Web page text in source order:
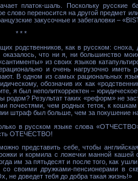
платок-шаль. Поскольку русские
слово переносится на другой предмет
закусочные и забегаловки –
* * *
родственников, как в русском: сноха,
оказалось, что ни я, ни большинство
из своих языков
и очень нагрузочно иметь
В одном из самых рациональных
обозначив их как
я был неполиткорректен –
Результат таких «реформ» не
почестями, чем родных теток, к
штраф был больше, чем за покушение
в русском языке слова
ОТЕЧЕСТВО!
представить себе, чтобы
и кормила с ложечки манной кашей
им за пятьдесят и после того, как
своими дружками-пенсионерами в
не доведет тебя до добра такая жизнь!»